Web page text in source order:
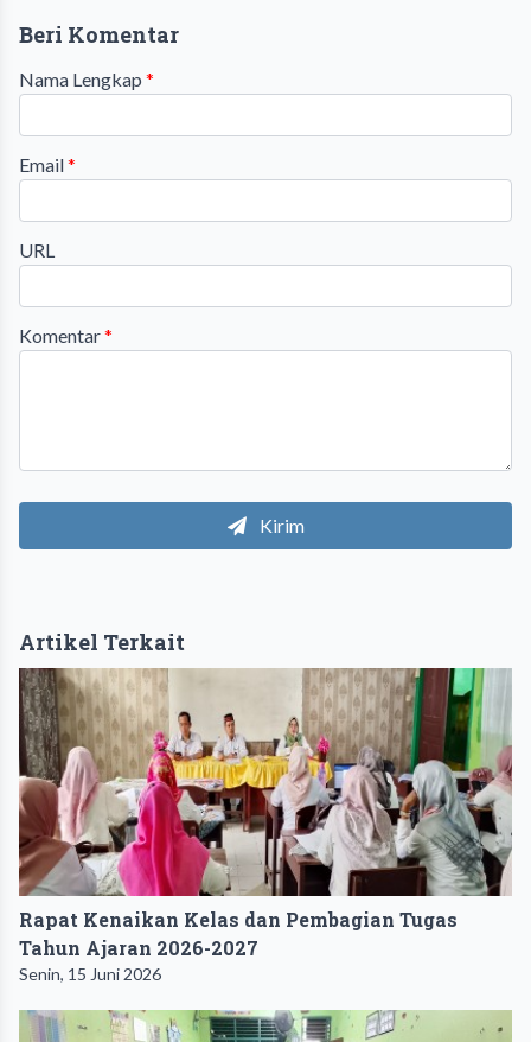
Beri Komentar
Nama Lengkap *
Email*
URL
Komentar*
Kirim
Artikel Terkait
Rapat Kenaikan Kelas dan Pembagian Tugas
Tahun Ajaran 2026-2027
Senin, 15 Juni 2026